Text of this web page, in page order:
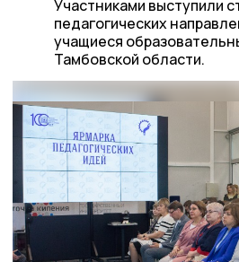
Участниками выступили
педагогических
учащиеся
Тамбовской области.